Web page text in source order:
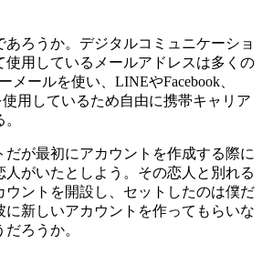
あろうか。デジタルコミュニケーショ
使用しているメールアドレスは多くの
メールを使い、LINEやFacebook、
使用しているため自由に携帯キャリア
だが最初にアカウントを作成する際に
人がいたとしよう。その恋人と別れる
ウントを開設し、セットしたのは僕だ
に新しいアカウントを作ってもらいな
ろうか。